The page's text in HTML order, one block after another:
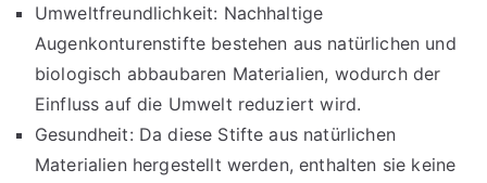
Umweltfreundlichkeit: Nachhaltige
Augenkonturenstifte bestehen aus natürlichen und
biologisch abbaubaren Materialien, wodurch der
Einfluss auf die Umwelt reduziert wird.
Gesundheit: Da diese Stifte aus natürlichen
Materialien hergestellt werden, enthalten sie keine